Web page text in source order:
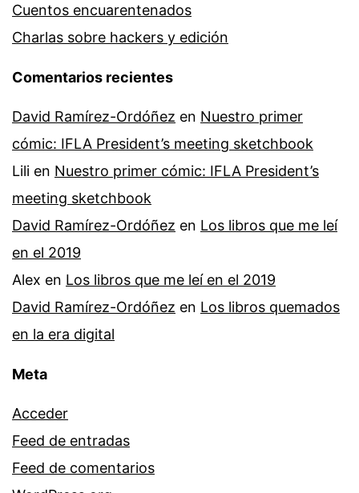
Cuentos encuarentenados
Charlas sobre hackers y edición
Comentarios recientes
David Ramírez-Ordóñez en Nuestro primer
cómic: IFLA President’s meeting sketchbook
Lili en Nuestro primer cómic: IFLA President’s
meeting sketchbook
David Ramírez-Ordóñez en Los libros que me leí
en el 2019
Alex en Los libros que me leí en el 2019
David Ramírez-Ordóñez en Los libros quemados
en la era digital
Meta
Acceder
Feed de entradas
Feed de comentarios